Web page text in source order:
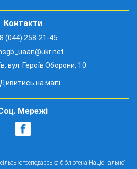
Контакти
8 (044) 258-21-45
вул. Героїв Оборони, 10
Дивитись на мапі
Мережі
бібліотека Національної